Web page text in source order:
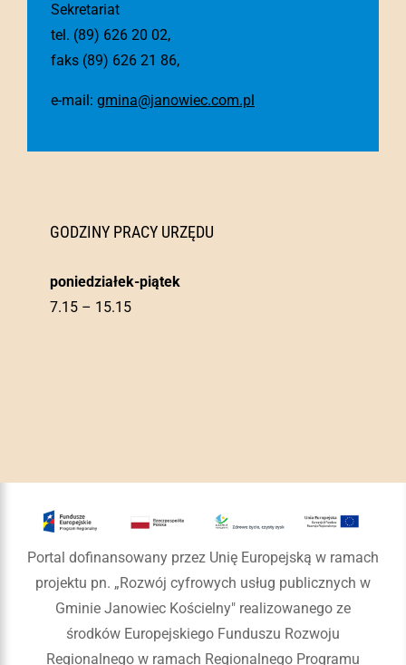
Sekretariat
tel. (89) 626 20 02,
faks (89) 626 21 86,
e-mail: gmina@janowiec.com.pl
GODZINY PRACY URZĘDU
poniedziałek-piątek
7.15 – 15.15
Portal dofinansowany przez Unię Europejską w ramach
projektu pn. „Rozwój cyfrowych usług publicznych w
Gminie Janowiec Kościelny" realizowanego ze
środków Europejskiego Funduszu Rozwoju
Regionalnego w ramach Regionalnego Programu